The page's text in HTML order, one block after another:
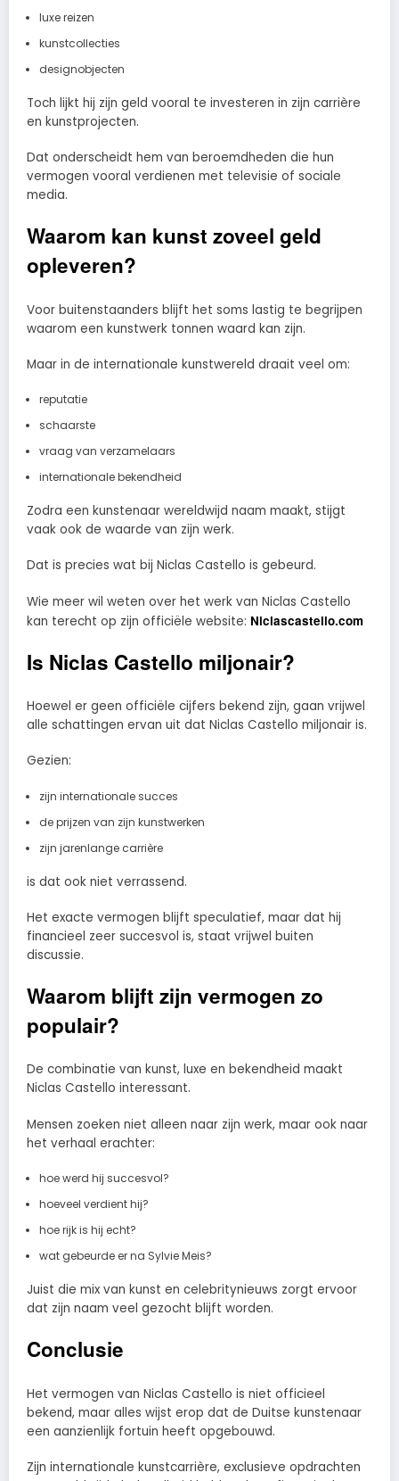
luxe reizen
kunstcollecties
designobjecten
Toch lijkt hij zijn geld vooral te investeren in zijn carrière
en kunstprojecten.
Dat onderscheidt hem van beroemdheden die hun
vermogen vooral verdienen met televisie of sociale
media.
Waarom kan kunst zoveel geld
opleveren?
Voor buitenstaanders blijft het soms lastig te begrijpen
waarom een kunstwerk tonnen waard kan zijn.
Maar in de internationale kunstwereld draait veel om:
reputatie
schaarste
vraag van verzamelaars
internationale bekendheid
Zodra een kunstenaar wereldwijd naam maakt, stijgt
vaak ook de waarde van zijn werk.
Dat is precies wat bij Niclas Castello is gebeurd.
Wie meer wil weten over het werk van Niclas Castello
kan terecht op zijn officiële website: Niclascastello.com
Is Niclas Castello miljonair?
Hoewel er geen officiële cijfers bekend zijn, gaan vrijwel
alle schattingen ervan uit dat Niclas Castello miljonair is.
Gezien:
zijn internationale succes
de prijzen van zijn kunstwerken
zijn jarenlange carrière
is dat ook niet verrassend.
Het exacte vermogen blijft speculatief, maar dat hij
financieel zeer succesvol is, staat vrijwel buiten
discussie.
Waarom blijft zijn vermogen zo
populair?
De combinatie van kunst, luxe en bekendheid maakt
Niclas Castello interessant.
Mensen zoeken niet alleen naar zijn werk, maar ook naar
het verhaal erachter:
hoe werd hij succesvol?
hoeveel verdient hij?
hoe rijk is hij echt?
wat gebeurde er na Sylvie Meis?
Juist die mix van kunst en celebritynieuws zorgt ervoor
dat zijn naam veel gezocht blijft worden.
Conclusie
Het vermogen van Niclas Castello is niet officieel
bekend, maar alles wijst erop dat de Duitse kunstenaar
een aanzienlijk fortuin heeft opgebouwd.
Zijn internationale kunstcarrière, exclusieve opdrachten